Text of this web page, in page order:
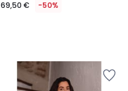
69,50 € -50%